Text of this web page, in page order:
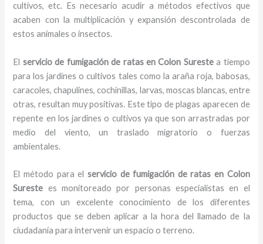
cultivos, etc. Es necesario acudir a métodos efectivos que
acaben con la multiplicación y expansión descontrolada de
estos animales o insectos.
El servicio de fumigación de ratas en Colon Surestea tiempo
para los jardines o cultivos tales como la araña roja, babosas,
caracoles, chapulines, cochinillas, larvas, moscas blancas, entre
otras, resultan muy positivas. Este tipo de plagas aparecen de
repente en los jardines o cultivos ya que son arrastradas por
medio del viento, un traslado migratorio o fuerzas
ambientales.
El método para el servicio de fumigación de ratas en Colon
Sureste es monitoreado por personas especialistas en el
tema, con un excelente conocimiento de los diferentes
productos que se deben aplicar a la hora del llamado de la
ciudadanía para intervenir un espacio o terreno.